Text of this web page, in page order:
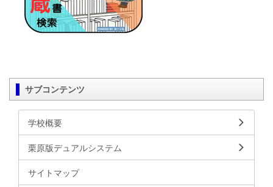
サブコンテンツ
学校概要
栗原版デュアルシステム
サイトマップ